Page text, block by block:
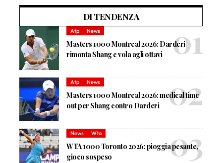
DI TENDENZA
Atp News
Masters 1000 Montreal 2026: Darderi
rimonta Shang e vola agli ottavi
Atp News
Masters 1000 Montreal 2026: medical time
out per Shang contro Darderi
News Wta
WTA 1000 Toronto 2026: pioggia pesante,
gioco sospeso